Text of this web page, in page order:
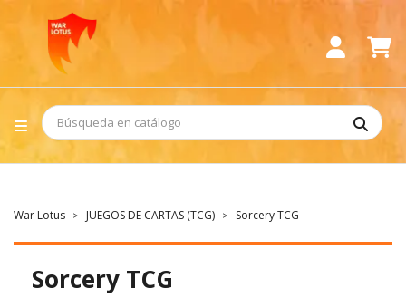
War Lotus JUEGOS DE CARTAS (TCG) Sorcery TCG
Sorcery TCG